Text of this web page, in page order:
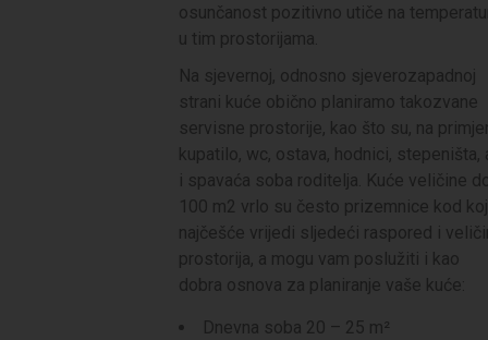
osunčanost pozitivno utiče na
u tim prostorijama.
Na sjevernoj, odnosno sjeverozapadnoj
strani kuće obično planiramo takozvane
servisne prostorije, kao što su, na
kupatilo, wc, ostava, hodnici, stepeništa,
i spavaća soba roditelja. Kuće veličine
100 m2 vrlo su često prizemnice kod
najčešće vrijedi sljedeći raspored i
prostorija, a mogu vam poslužiti i kao
dobra osnova za planiranje vaše kuće:
Dnevna soba 20 – 25 m²